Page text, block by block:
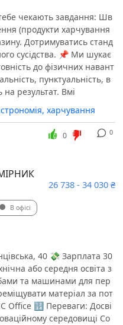
чекають завдання: Шв
(продукти харчування
Дотримуватись станд
сусідства. 📌 Ми шукає
до фізичних навант
пунктуальність, в
на результат. Вмі
харчування
0
0
26 738 - 34 030 ₴
В офісі
40 💸 Зарплата 30
або середня освіта з
та машинами для пер
матеріал за пот
Office 🔢 Переваги: Досві
середовищі Со